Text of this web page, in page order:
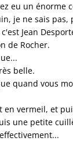
eu un énorme
je ne sais pas,
Jean
de Rocher.
belle.
quand vous
en vermeil, et
une petite